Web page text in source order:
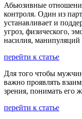
Абьюзивные
контроля. Один из
устанавливает и
угроз, физического,
насилия,
перейти к статье
Для того чтобы
важно проявлять
зрения, понимать его
перейти к статье